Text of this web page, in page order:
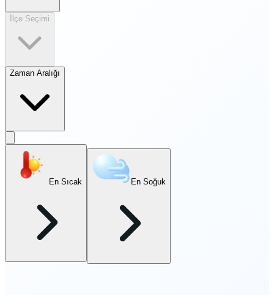
İlçe Seçimi
Zaman Aralığı
En Sıcak En Soğuk